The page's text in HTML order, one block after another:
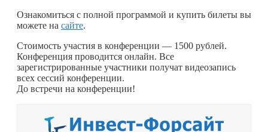
Ознакомиться с полной программой и купить билеты вы
можете на сайте.
Стоимость участия в конференции — 1500 рублей.
Конференция проводится онлайн. Все
зарегистрированные участники получат видеозапись
всех сессий конференции.
До встречи на конференции!